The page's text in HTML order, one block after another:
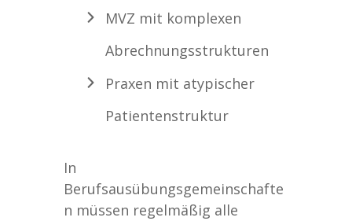
MVZ mit komplexen
Abrechnungsstrukturen
Praxen mit atypischer
Patientenstruktur
In
Berufsausübungsgemeinschafte
n müssen regelmäßig alle